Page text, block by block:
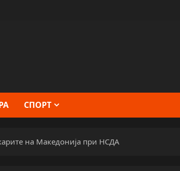
СПОРТ
на Македонија при НСДА